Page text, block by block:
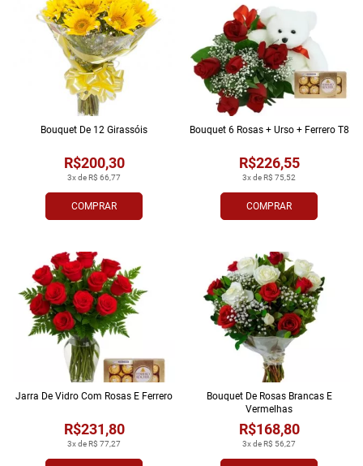
COMPRAR
3x de R$ 66,77
R$200,30
Bouquet De 12 Girassóis
COMPRAR
3x de R$ 75,52
R$226,55
Bouquet 6 Rosas + Urso + Ferrero T8
3x de R$ 77,27
R$231,80
Jarra De Vidro Com Rosas E Ferrero
3x de R$ 56,27
R$168,80
Bouquet De Rosas Brancas E
Vermelhas